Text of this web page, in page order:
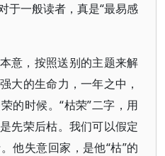
于一般读者，真是“最易感
意，按照送别的主题来解
大的生命力，一年之中，
的时候。“枯荣”二字，用
先荣后枯。我们可以假定
他失意回家，是他“枯”的